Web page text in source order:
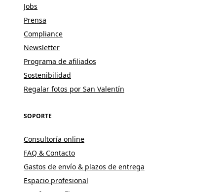
Jobs
Prensa
Compliance
Newsletter
Programa de afiliados
Sostenibilidad
Regalar fotos por San Valentín
SOPORTE
Consultoría online
FAQ & Contacto
Gastos de envío & plazos de entrega
Espacio profesional